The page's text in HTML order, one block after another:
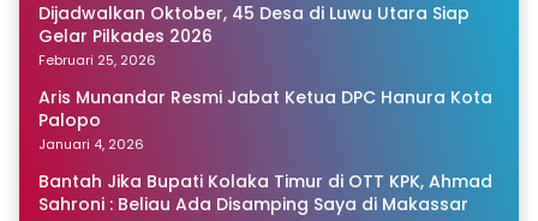
Dijadwalkan Oktober, 45 Desa di Luwu Utara Siap
Gelar Pilkades 2026
Februari 25, 2026
Aris Munandar Resmi Jabat Ketua DPC Hanura Kota
Palopo
Januari 4, 2026
Bantah Jika Bupati Kolaka Timur di OTT KPK, Ahmad
Sahroni : Beliau Ada Disamping Saya di Makassar